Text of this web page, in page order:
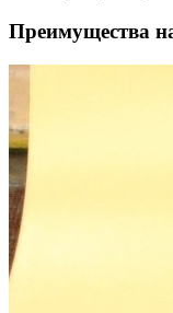
Преимущества